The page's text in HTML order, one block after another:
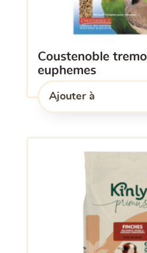
coustenoble tremolo pro
euphemes
Ajouter à
l'une de mes listes.